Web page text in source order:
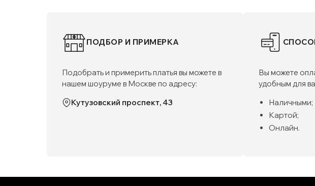
ПОДБОР И ПРИМЕРКА
Подобрать и примерить платья вы можете в
нашем шоуруме в Москве по адресу:
Кутузовский проспект, 43
Вы можете
удобным для
Наличными;
Картой;
Онлайн.